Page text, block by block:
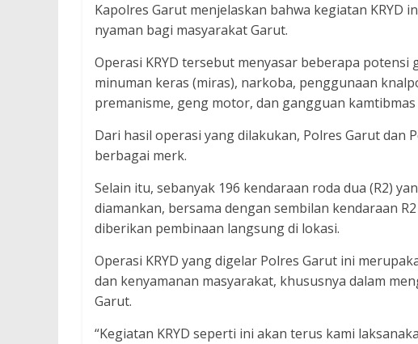
Kapolres Garut menjelaskan bahwa kegiatan KRYD
nyaman bagi masyarakat Garut.
Operasi KRYD tersebut menyasar beberapa
minuman keras (miras), narkoba, penggunaan
premanisme, geng motor, dan gangguan kamtibmas
Dari hasil operasi yang dilakukan, Polres Garut dan
berbagai merk.
Selain itu, sebanyak 196 kendaraan roda dua (R2)
diamankan, bersama dengan sembilan kendaraan
diberikan pembinaan langsung di lokasi.
Operasi KRYD yang digelar Polres Garut ini
dan kenyamanan masyarakat, khususnya dalam
Garut.
“Kegiatan KRYD seperti ini akan terus kami